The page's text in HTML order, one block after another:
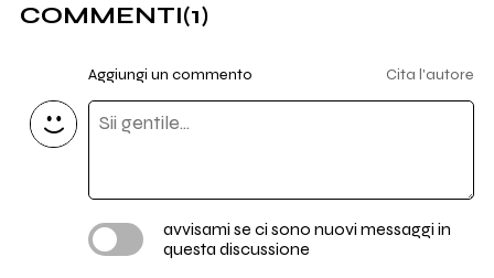
COMMENTI(1)
Aggiungi un commento Cita l'autore
avvisami se ci sono nuovi messaggi in
questa discussione